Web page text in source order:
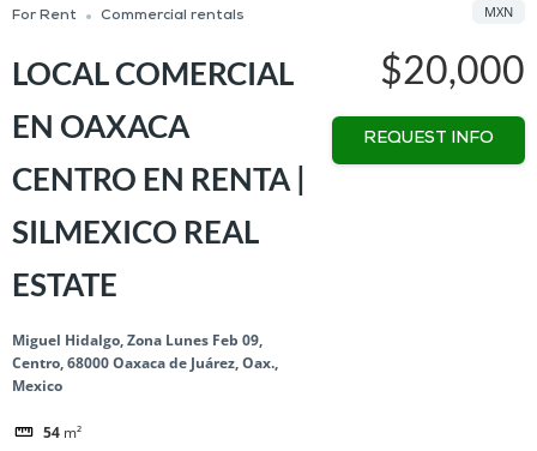
For Rent Commercial rentals
LOCAL COMERCIAL
EN OAXACA
CENTRO EN RENTA |
SILMEXICO REAL
ESTATE
Miguel Hidalgo, Zona Lunes Feb 09,
Centro, 68000 Oaxaca de Juárez, Oax.,
Mexico
54 m²
$20,000
MXN
REQUEST INFO